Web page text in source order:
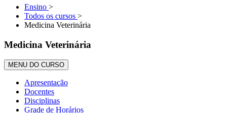
Ensino >
Todos os cursos >
Medicina Veterinária
Medicina Veterinária
MENU DO CURSO
Apresentação
Docentes
Disciplinas
Grade de Horários